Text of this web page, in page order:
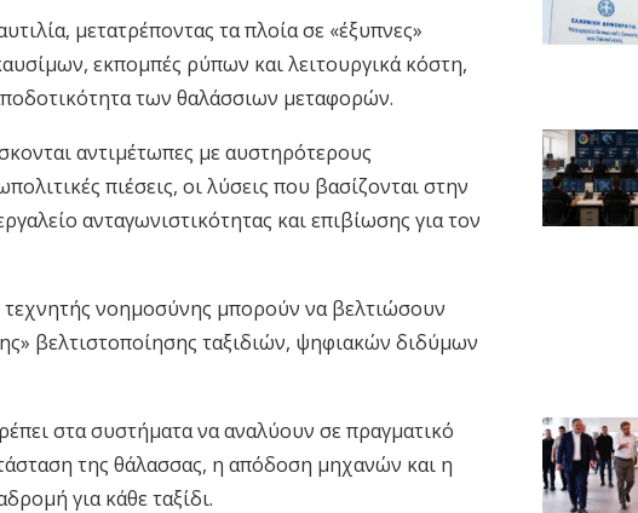
μετατρέποντας τα πλοία σε «έξυπνες»
εκπομπές ρύπων και λειτουργικά κόστη,
των θαλάσσιων μεταφορών.
αντιμέτωπες με αυστηρότερους
πιέσεις, οι λύσεις που βασίζονται στην
ανταγωνιστικότητας και επιβίωσης για τον
νοημοσύνης μπορούν να βελτιώσουν
βελτιστοποίησης ταξιδιών, ψηφιακών διδύμων
στα συστήματα να αναλύουν σε πραγματικό
της θάλασσας, η απόδοση μηχανών και η
για κάθε ταξίδι.